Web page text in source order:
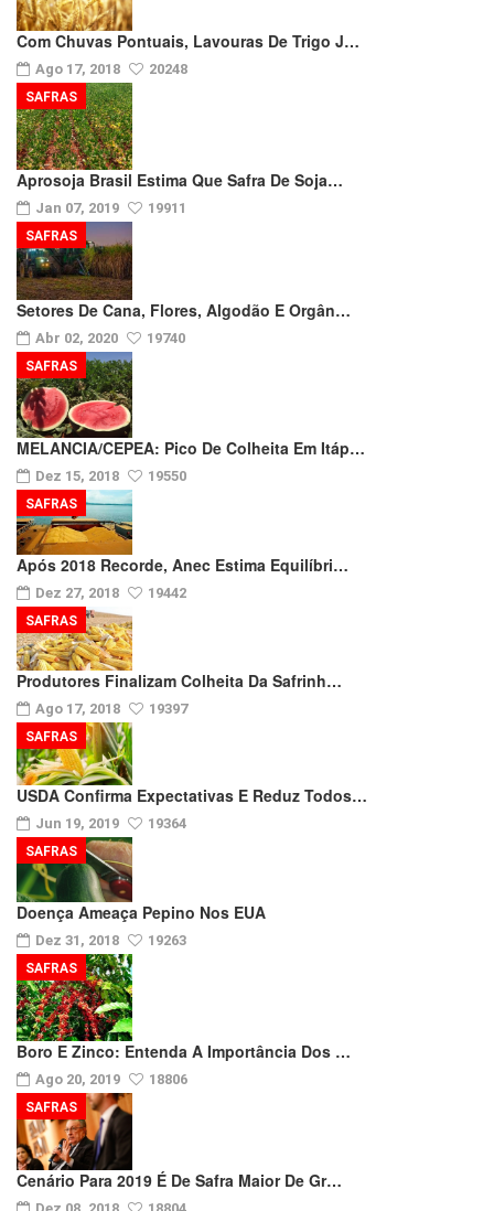
Com Chuvas Pontuais, Lavouras De Trigo J…
Ago 17, 2018 20248
Aprosoja Brasil Estima Que Safra De Soja…
Jan 07, 2019 19911
SAFRAS
Setores De Cana, Flores, Algodão E Orgân…
Abr 02, 2020 19740
SAFRAS
MELANCIA/CEPEA: Pico De Colheita Em Itáp…
Dez 15, 2018 19550
SAFRAS
Após 2018 Recorde, Anec Estima Equilíbri…
Dez 27, 2018 19442
SAFRAS
Produtores Finalizam Colheita Da Safrinh…
Ago 17, 2018 19397
SAFRAS
USDA Confirma Expectativas E Reduz Todos…
Jun 19, 2019 19364
SAFRAS
Doença Ameaça Pepino Nos EUA
Dez 31, 2018 19263
SAFRAS
Boro E Zinco: Entenda A Importância Dos …
Ago 20, 2019 18806
SAFRAS
Cenário Para 2019 É De Safra Maior De Gr…
SAFRAS